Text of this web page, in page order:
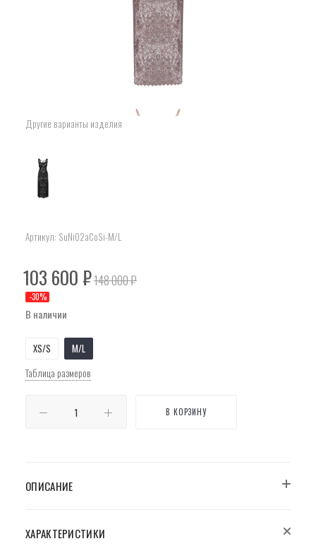
Другие варианты изделия
Артикул: SuNi02aCoSi-M/L
103 600₽148 000₽
-30%
В наличии
XS/S M/L
Таблица размеров
В КОРЗИНУ
ОПИСАНИЕ
ХАРАКТЕРИСТИКИ